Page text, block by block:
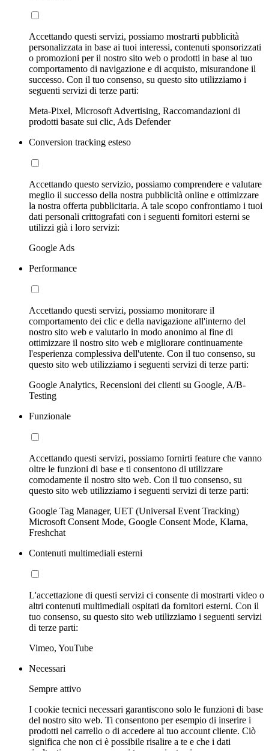
Accettando questi servizi, possiamo mostrarti pubblicità
personalizzata in base ai tuoi interessi, contenuti sponsorizzati
o promozioni per il nostro sito web o prodotti in base al tuo
comportamento di navigazione e di acquisto, misurandone il
successo. Con il tuo consenso, su questo sito utilizziamo i
seguenti servizi di terze parti:
Meta-Pixel, Microsoft Advertising, Raccomandazioni di
prodotti basate sui clic, Ads Defender
Conversion tracking esteso
Accettando questo servizio, possiamo comprendere e valutare
meglio il successo della nostra pubblicità online e ottimizzare
la nostra offerta pubblicitaria. A tale scopo confrontiamo i tuoi
dati personali crittografati con i seguenti fornitori esterni se
utilizzi già i loro servizi:
Google Ads
Performance
Accettando questi servizi, possiamo monitorare il
comportamento dei clic e della navigazione all'interno del
nostro sito web e valutarlo in modo anonimo al fine di
ottimizzare il nostro sito web e migliorare continuamente
l'esperienza complessiva dell'utente. Con il tuo consenso, su
questo sito web utilizziamo i seguenti servizi di terze parti:
Google Analytics, Recensioni dei clienti su Google, A/B-
Testing
Funzionale
Accettando questi servizi, possiamo fornirti feature che vanno
oltre le funzioni di base e ti consentono di utilizzare
comodamente il nostro sito web. Con il tuo consenso, su
questo sito web utilizziamo i seguenti servizi di terze parti:
Google Tag Manager, UET (Universal Event Tracking)
Microsoft Consent Mode, Google Consent Mode, Klarna,
Freshchat
Contenuti multimediali esterni
L'accettazione di questi servizi ci consente di mostrarti video o
altri contenuti multimediali ospitati da fornitori esterni. Con il
tuo consenso, su questo sito web utilizziamo i seguenti servizi
di terze parti:
Vimeo, YouTube
Necessari
Sempre attivo
I cookie tecnici necessari garantiscono solo le funzioni di base
del nostro sito web. Ti consentono per esempio di inserire i
prodotti nel carrello o di accedere al tuo account cliente. Ciò
significa che non ci è possibile risalire a te e che i dati